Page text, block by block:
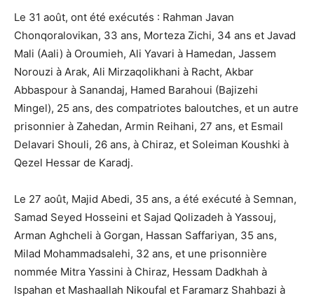
Le 31 août, ont été exécutés : Rahman Javan
Chonqoralovikan, 33 ans, Morteza Zichi, 34 ans et Javad
Mali (Aali) à Oroumieh, Ali Yavari à Hamedan, Jassem
Norouzi à Arak, Ali Mirzaqolikhani à Racht, Akbar
Abbaspour à Sanandaj, Hamed Barahoui (Bajizehi
Mingel), 25 ans, des compatriotes baloutches, et un autre
prisonnier à Zahedan, Armin Reihani, 27 ans, et Esmail
Delavari Shouli, 26 ans, à Chiraz, et Soleiman Koushki à
Qezel Hessar de Karadj.
Le 27 août, Majid Abedi, 35 ans, a été exécuté à Semnan,
Samad Seyed Hosseini et Sajad Qolizadeh à Yassouj,
Arman Aghcheli à Gorgan, Hassan Saffariyan, 35 ans,
Milad Mohammadsalehi, 32 ans, et une prisonnière
nommée Mitra Yassini à Chiraz, Hessam Dadkhah à
Ispahan et Mashaallah Nikoufal et Faramarz Shahbazi à